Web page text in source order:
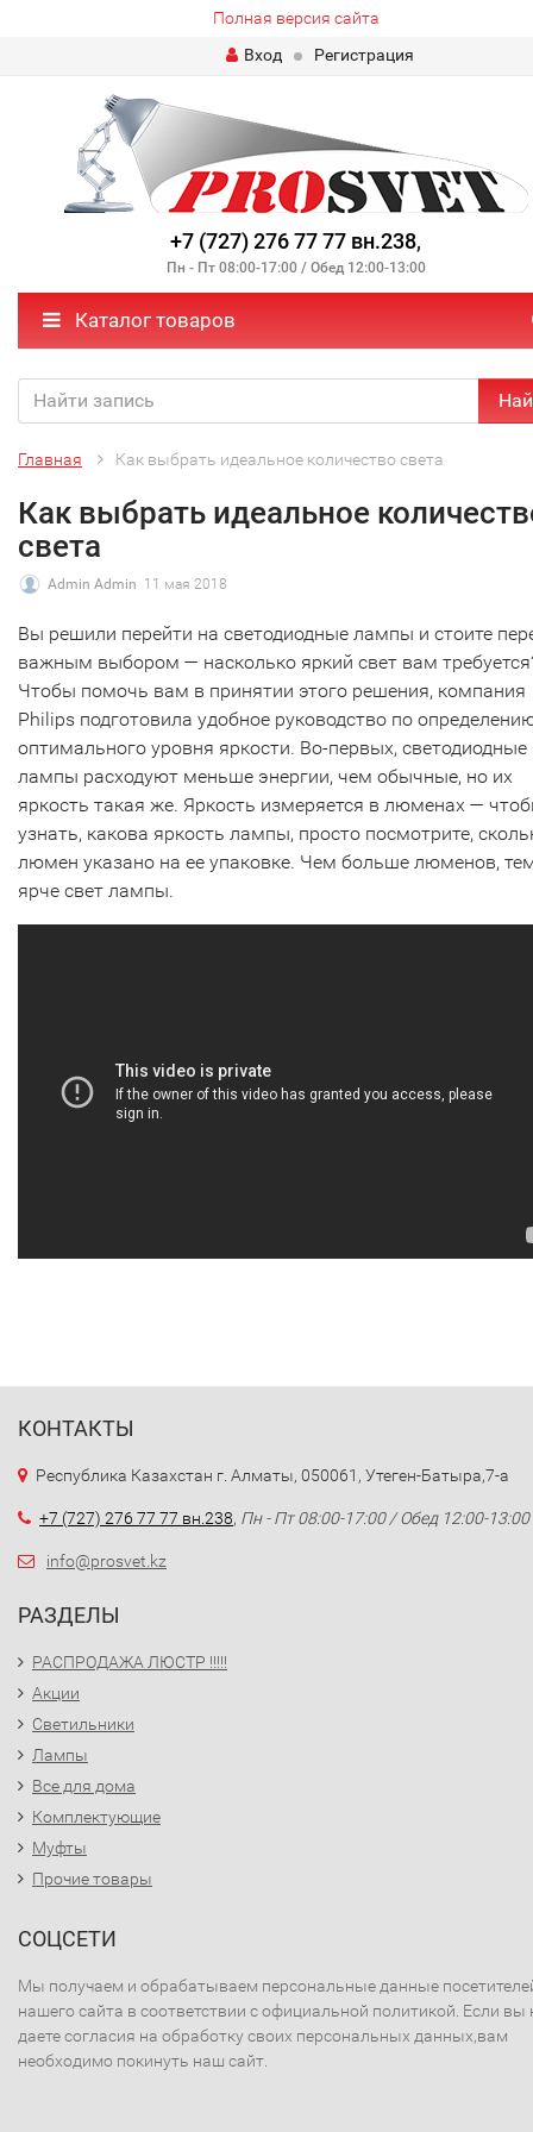
Полная версия сайта
Вход
Регистрация
+7 (727) 276 77 77 вн.238,
Пн - Пт 08:00-17:00 / Обед 12:00-13:00
Каталог товаров
Главная Как выбрать идеальное количество света
Как выбрать идеальное
света
Admin Admin 11 мая 2018
Вы решили перейти на светодиодные лампы и стоите
важным выбором — насколько яркий свет вам
Чтобы помочь вам в принятии этого решения, компания
Philips подготовила удобное руководство по
оптимального уровня яркости. Во-первых, светодиодные
лампы расходуют меньше энергии, чем обычные, но их
яркость такая же. Яркость измеряется в люменах —
узнать, какова яркость лампы, просто посмотрите,
люмен указано на ее упаковке. Чем больше люменов,
ярче свет лампы.
КОНТАКТЫ
Республика Казахстан г. Алматы, 050061, Утеген-Батыра,7-а
+7 (727) 276 77 77 вн.238, Пн - Пт 08:00-17:00 / Обед 12:00-13:00
info@prosvet.kz
РАЗДЕЛЫ
РАСПРОДАЖА ЛЮСТР !!!!!
Акции
Светильники
Лампы
Все для дома
Комплектующие
Муфты
Прочие товары
СОЦСЕТИ
Мы получаем и обрабатываем персональные данные
нашего сайта в соответствии с официальной политикой. Если вы
даете согласия на обработку своих персональных данных,вам
необходимо покинуть наш сайт.